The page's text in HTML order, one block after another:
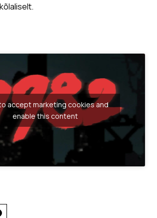
accept marketing cookies and
enable this content